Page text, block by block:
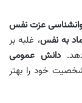
عزت نفس
به نفس، غلبه بر
دانش عمومی
خود را بهتر